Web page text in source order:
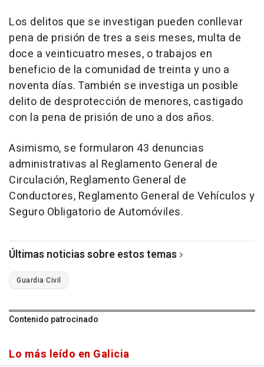
Los delitos que se investigan pueden conllevar
pena de prisión de tres a seis meses, multa de
doce a veinticuatro meses, o trabajos en
beneficio de la comunidad de treinta y uno a
noventa días. También se investiga un posible
delito de desprotección de menores, castigado
con la pena de prisión de uno a dos años.
Asimismo, se formularon 43 denuncias
administrativas al Reglamento General de
Circulación, Reglamento General de
Conductores, Reglamento General de Vehículos y
Seguro Obligatorio de Automóviles.
Últimas noticias sobre estos temas
Guardia Civil
Contenido patrocinado
Lo más leído en Galicia